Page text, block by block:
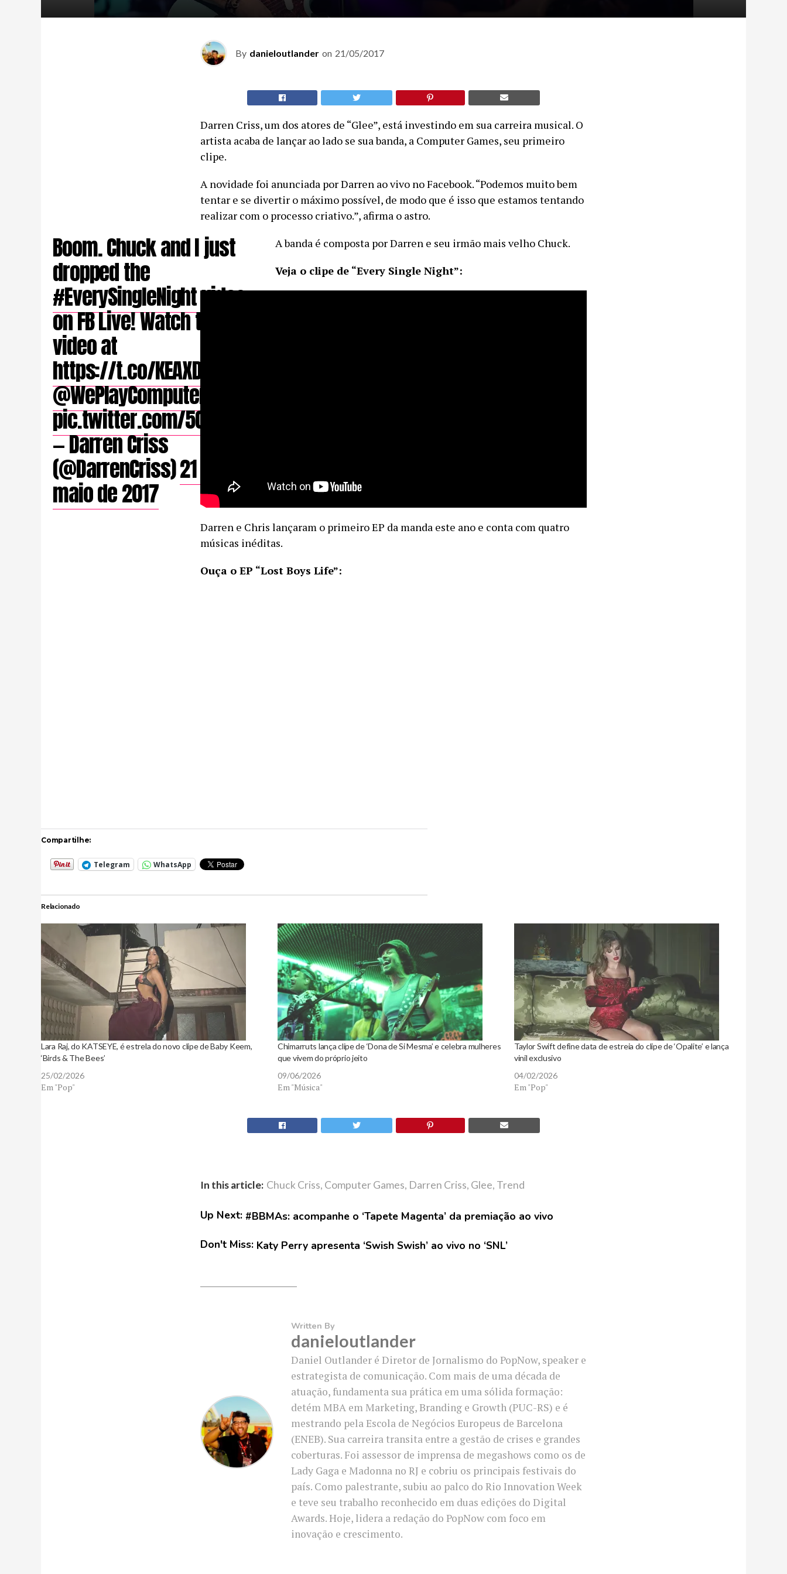
By danieloutlander on 21/05/2017
Darren Criss, um dos atores de “Glee”, está investindo em sua carreira musical. O
artista acaba de lançar ao lado se sua banda, a Computer Games, seu primeiro
clipe.
A novidade foi anunciada por Darren ao vivo no Facebook. “Podemos muito bem
tentar e se divertir o máximo possível, de modo que é isso que estamos tentando
realizar com o processo criativo.”, afirma o astro.
Boom. Chuck and I just
dropped the
#EverySingleNightvideo
on FB Live! Watch the
video at
https://t.co/KEAXDPJ8p9
@WePlayComputers
pic.twitter.com/5Q9KlWx6lZ
— Darren Criss
(@DarrenCriss)21 de
maio de 2017
A banda é composta por Darren e seu irmão mais velho Chuck.
Veja o clipe de “Every Single Night”:
Darren e Chris lançaram o primeiro EP da manda este ano e conta com quatro
músicas inéditas.
Ouça o EP “Lost Boys Life”:
Compartilhe:
Telegram WhatsApp
Relacionado
Lara Raj, do KATSEYE, é estrela do novo clipe de Baby Keem,
‘Birds & The Bees’
25/02/2026
Em "Pop"
Chimarruts lança clipe de ‘Dona de Si Mesma’ e celebra mulheres
que vivem do próprio jeito
09/06/2026
Em "Música"
Taylor Swift define data de estreia do clipe de ‘Opalite’ e lança
vinil exclusivo
04/02/2026
Em "Pop"
In this article: Chuck Criss, Computer Games, Darren Criss, Glee, Trend
Up Next: #BBMAs: acompanhe o ‘Tapete Magenta’ da premiação ao vivo
Don't Miss: Katy Perry apresenta ‘Swish Swish’ ao vivo no ‘SNL’
Written By
danieloutlander
Daniel Outlander é Diretor de Jornalismo do PopNow, speaker e
estrategista de comunicação. Com mais de uma década de
atuação, fundamenta sua prática em uma sólida formação:
detém MBA em Marketing, Branding e Growth (PUC-RS) e é
mestrando pela Escola de Negócios Europeus de Barcelona
(ENEB). Sua carreira transita entre a gestão de crises e grandes
coberturas. Foi assessor de imprensa de megashows como os de
Lady Gaga e Madonna no RJ e cobriu os principais festivais do
país. Como palestrante, subiu ao palco do Rio Innovation Week
e teve seu trabalho reconhecido em duas edições do Digital
Awards. Hoje, lidera a redação do PopNow com foco em
inovação e crescimento.